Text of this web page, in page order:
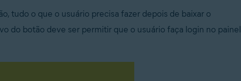
tudo o que o usuário precisa fazer depois de baixar o
do botão deve ser permitir que o usuário faça login no painel